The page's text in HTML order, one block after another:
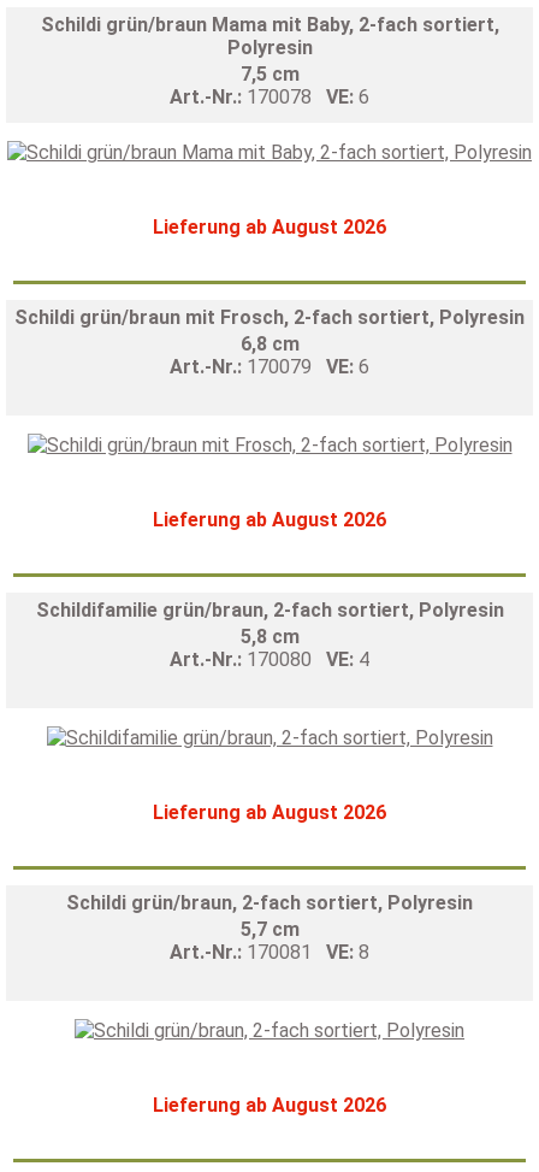
Schildi grün/braun Mama mit Baby, 2-fach sortiert,
Polyresin
7,5 cm
Art.-Nr.: 170078 VE: 6
Lieferung ab August 2026
Schildi grün/braun mit Frosch, 2-fach sortiert, Polyresin
6,8 cm
Art.-Nr.: 170079 VE: 6
Lieferung ab August 2026
Schildifamilie grün/braun, 2-fach sortiert, Polyresin
5,8 cm
Art.-Nr.: 170080 VE: 4
Lieferung ab August 2026
Schildi grün/braun, 2-fach sortiert, Polyresin
5,7 cm
Art.-Nr.: 170081 VE: 8
Lieferung ab August 2026